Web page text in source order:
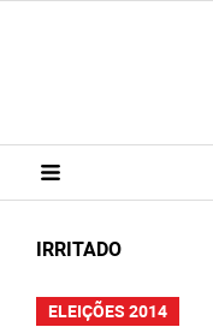
IRRITADO
ELEIÇÕES 2014